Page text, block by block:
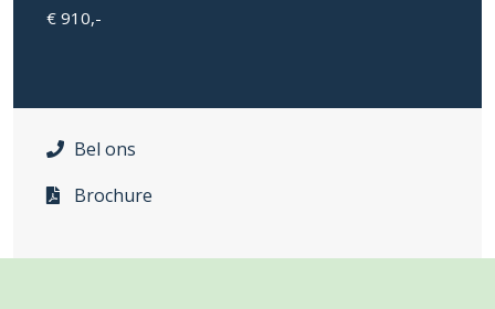
€ 910,-
Bel ons
Brochure